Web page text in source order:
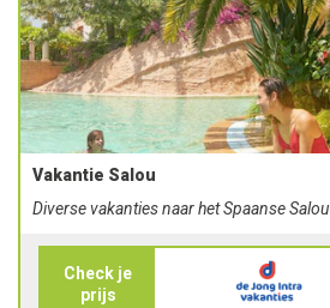
Vakantie Salou
Diverse vakanties naar het Spaanse Salou
Check je
prijs